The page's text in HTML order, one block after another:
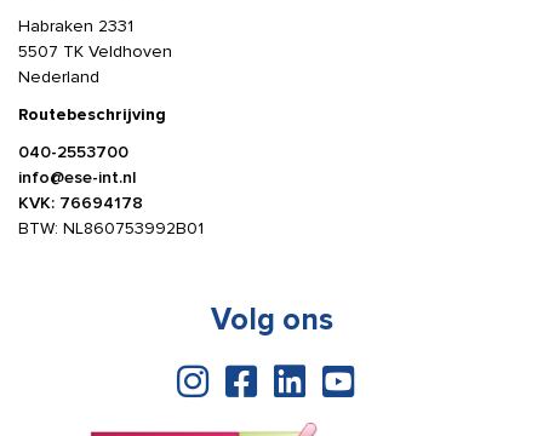
Habraken 2331
5507 TK Veldhoven
Nederland
Routebeschrijving
040-2553700
info@ese-int.nl
KVK: 76694178
BTW: NL860753992B01
Volg ons